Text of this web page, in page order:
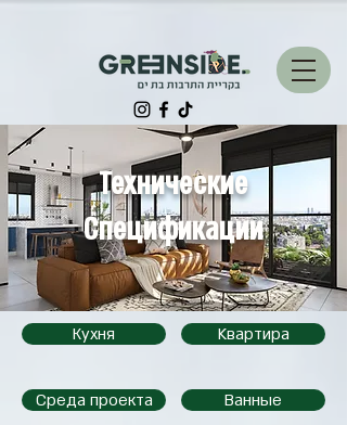
Технические
Спецификации
Кухня Kвартира
Среда проекта Ванные